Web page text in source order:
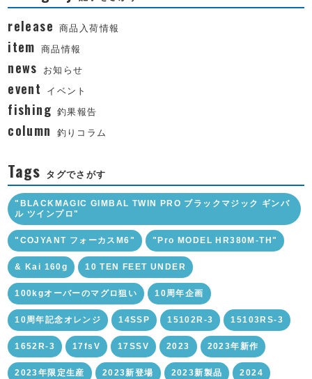
release 商品入荷情報
item 商品情報
news お知らせ
event イベント
fishing 釣果報告
column 釣りコラム
Tags タグでさがす
"BLACKMAGIC GIMBAL TWIN PRO ブラックマジック ギンバ
ル ツインプロ"
"COJYANT フォーカスM6" "Pro MODEL HR380M-TH"
& Kai 160g 10 TEN FEET UNDER
100kgオーバーのマグロ狙い 10周年企画
10周年記念オレンジ 14SSP 15102R-3 15103RS-3
1652R-3 17fsV 17SSV 2023 2023年新作
2023年限定生産 2023新登場 2023新製品 2024